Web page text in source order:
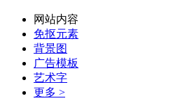
网站内容
免抠元素
背景图
广告模板
艺术字
更多 >